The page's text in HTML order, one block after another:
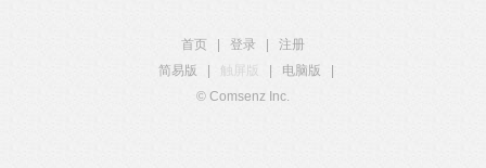
首页 登录
注册
简易版
触屏版 电脑版
© Comsenz Inc.